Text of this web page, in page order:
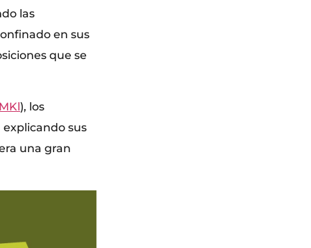
las
en sus
que se
), los
sus
una gran